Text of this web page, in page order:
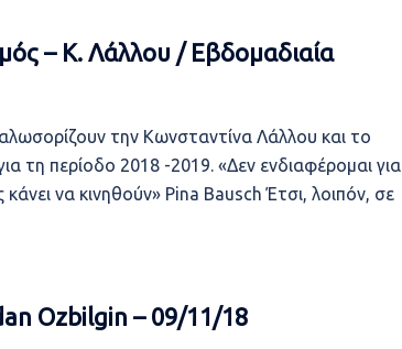
– Κ. Λάλλου / Εβδομαδιαία
την Κωνσταντίνα Λάλλου και το
τη περίοδο 2018 -2019. «Δεν ενδιαφέρομαι για
να κινηθούν» Pina Bausch Έτσι, λοιπόν, σε
Ozbilgin – 09/11/18